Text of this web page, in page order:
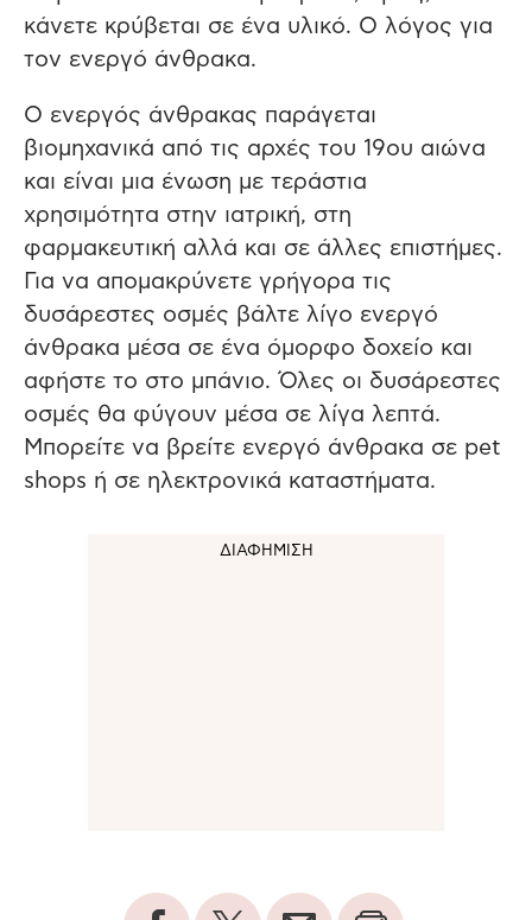
κάνετε κρύβεται σε ένα υλικό. Ο λόγος για
τον ενεργό άνθρακα.
Ο ενεργός άνθρακας παράγεται
βιομηχανικά από τις αρχές του 19ου αιώνα
και είναι μια ένωση με τεράστια
χρησιμότητα στην ιατρική, στη
φαρμακευτική αλλά και σε άλλες επιστήμες.
Για να απομακρύνετε γρήγορα τις
δυσάρεστες οσμές βάλτε λίγο ενεργό
άνθρακα μέσα σε ένα όμορφο δοχείο και
αφήστε το στο μπάνιο. Όλες οι δυσάρεστες
οσμές θα φύγουν μέσα σε λίγα λεπτά.
Μπορείτε να βρείτε ενεργό άνθρακα σε pet
shops ή σε ηλεκτρονικά καταστήματα.